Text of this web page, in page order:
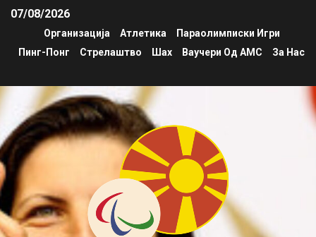
07/08/2026
Организација Атлетика
Параолимписки Игри
Пинг-Понг
Стрелаштво Шах Ваучери Од АМС За Нас